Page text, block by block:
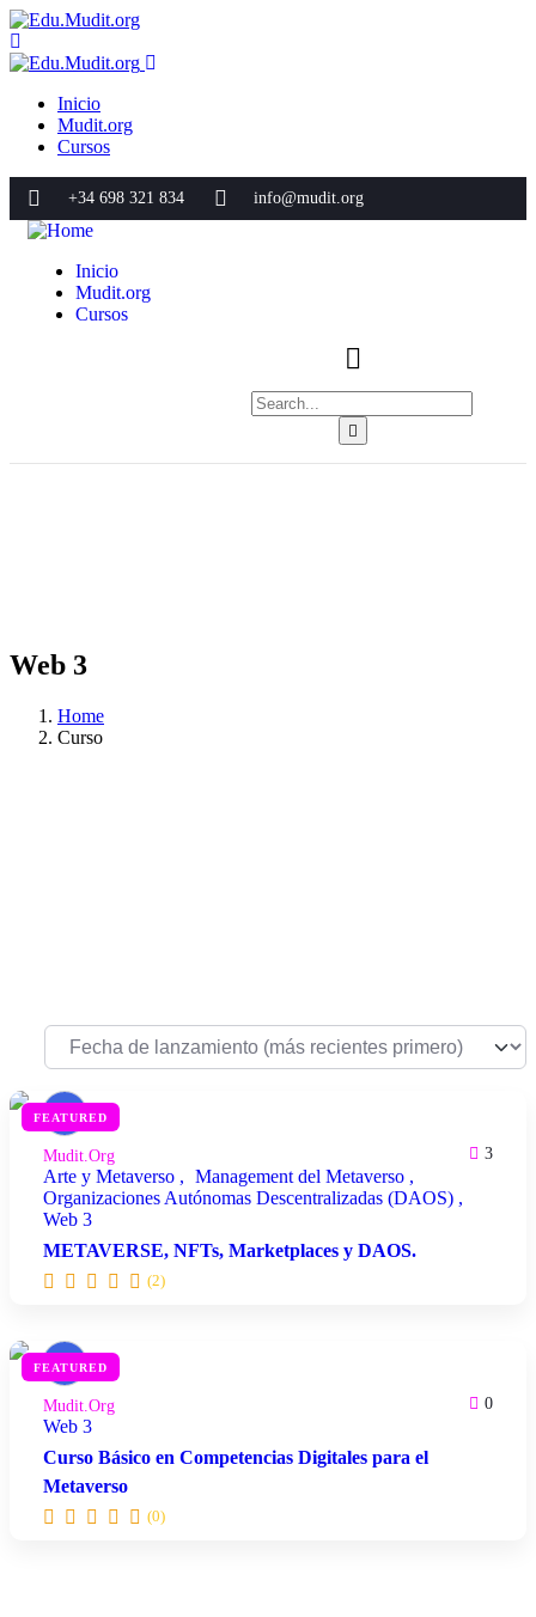
Inicio
Mudit.org
Cursos
+34 698 321 834 info@mudit.org
Inicio
Mudit.org
Cursos
Web 3
Home
Curso
FEATURED
M
Mudit.org 3
Arte y Metaverso
Management del Metaverso
Organizaciones Autónomas Descentralizadas (DAOS)
Web 3
METAVERSE, NFTs, Marketplaces y DAOS.
(2)
FEATURED
M
Mudit.org 0
Web 3
Curso Básico en Competencias Digitales para el
Metaverso
(0)